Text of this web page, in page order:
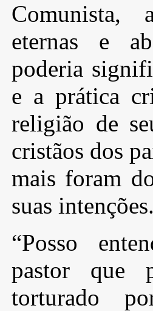
Comunista,
eternas e
poderia
e a prática
religião de
cristãos dos
mais foram
suas
“Posso
pastor que
torturado